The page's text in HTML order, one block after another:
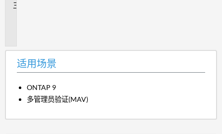
适用场景
ONTAP 9
多管理员验证(MAV)